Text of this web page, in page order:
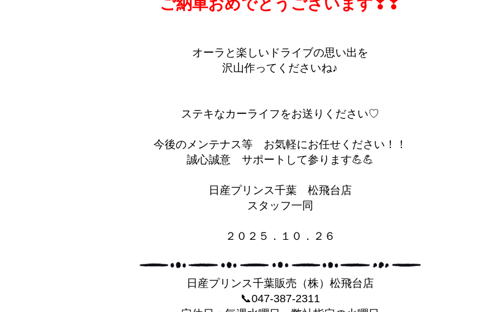
オーラと楽しいドライブの思い出を
沢山作ってくださいね♪
ステキなカーライフをお送りください♡
今後のメンテナス等 お気軽にお任せください！！
誠心誠意 サポートして参ります💪💪
日産プリンス千葉 松飛台店
スタッフ一同
２０２５．１０．２６
日産プリンス千葉販売（株）松飛台店
📞047-387-2311